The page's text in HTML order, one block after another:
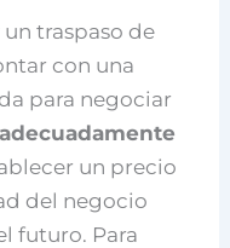
traspaso de
con una
para negociar
un precio
del negocio
futuro. Para